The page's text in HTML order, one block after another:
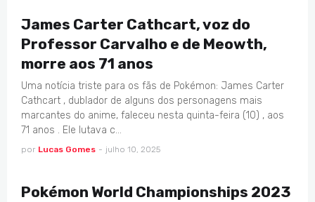
James Carter Cathcart, voz do
Professor Carvalho e de Meowth,
morre aos 71 anos
Uma notícia triste para os fãs de Pokémon: James Carter
Cathcart , dublador de alguns dos personagens mais
marcantes do anime, faleceu nesta quinta-feira (10) , aos
71 anos . Ele lutava c…
por Lucas Gomes - julho 10, 2025
Pokémon World Championships 2023